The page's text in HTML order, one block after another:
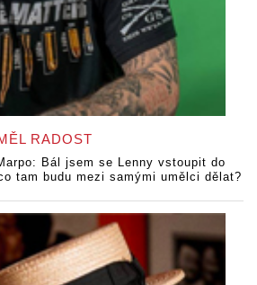
RADOST
Bál jsem se Lenny vstoupit do
tam budu mezi samými umělci dělat?